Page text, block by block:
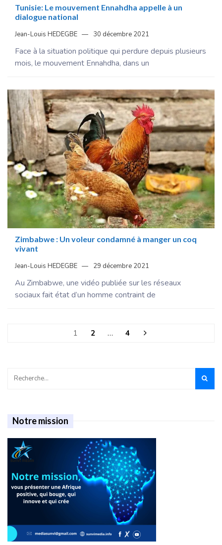
Tunisie: Le mouvement Ennahdha appelle à un
dialogue national
Jean-Louis HEDEGBE 30 décembre 2021
Face à la situation politique qui perdure depuis plusieurs
mois, le mouvement Ennahdha, dans un
Zimbabwe : Un voleur condamné à manger un coq
vivant
Jean-Louis HEDEGBE 29 décembre 2021
Au Zimbabwe, une vidéo publiée sur les réseaux
sociaux fait état d’un homme contraint de
1 2 … 4
Notre mission